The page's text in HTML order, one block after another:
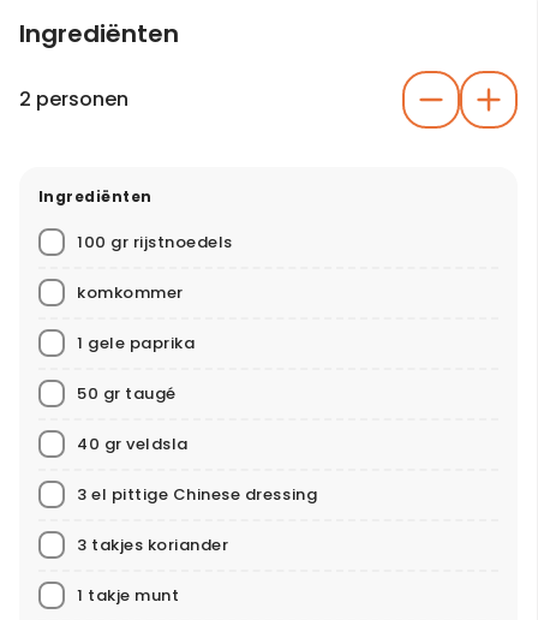
Ingrediënten
2 personen
Ingrediënten
100 gr rijstnoedels
komkommer
1 gele paprika
50 gr taugé
40 gr veldsla
3 el pittige Chinese dressing
3 takjes koriander
1 takje munt